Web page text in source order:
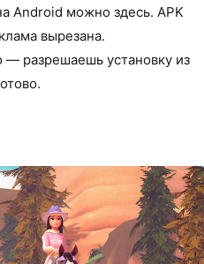
Android можно здесь. APK
вырезана.
— разрешаешь установку из